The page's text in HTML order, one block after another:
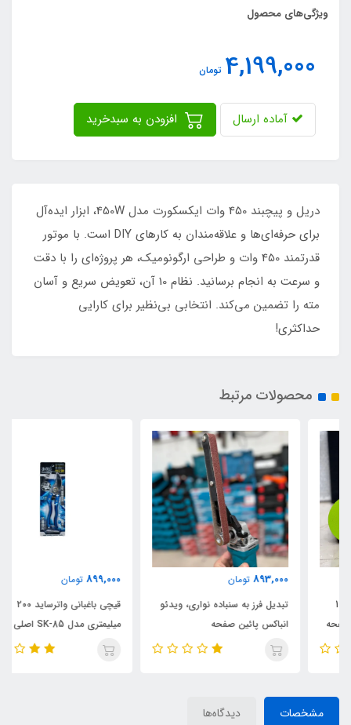
ویژگی‌های محصول
4,199,000 تومان
آماده ارسال
دریل و پیچبند 450 وات ایکسکورت مدل 450W، ابزار ایده‌آل
برای حرفه‌ای‌ها و علاقه‌مندان به کارهای DIY است. با موتور
قدرتمند 450 وات و طراحی ارگونومیک، هر پروژه‌ای را با دقت
و سرعت به انجام برسانید. نظام 10 آن، تعویض سریع و آسان
مته را تضمین می‌کند. انتخابی بی‌نظیر برای کارایی
حداکثری!
محصولات مرتبط
تومان
تبدیل فرز به سنباده نواری، ویدئو
انباکس پائین صفحه
تومان
قیچی باغبانی واترساید ۲۰۰
میلیمتری مدل SK-85 اصلی
مشخصات دیدگاه‌ها